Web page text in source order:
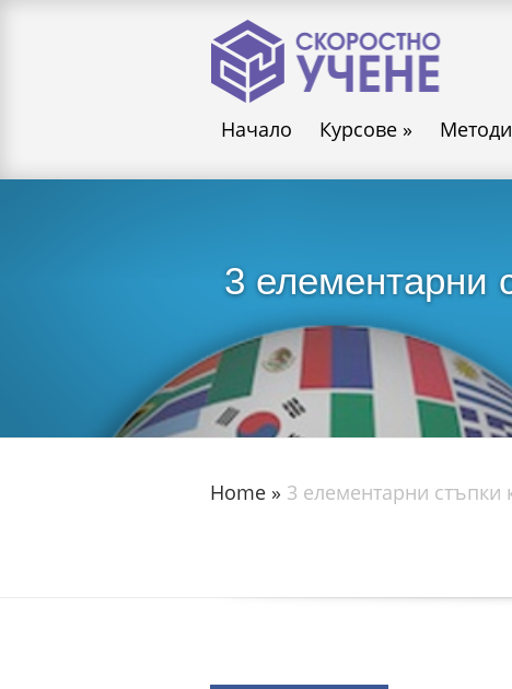
Начало Курсове »
3 елементарни
Home » 3 елементарни стъпки